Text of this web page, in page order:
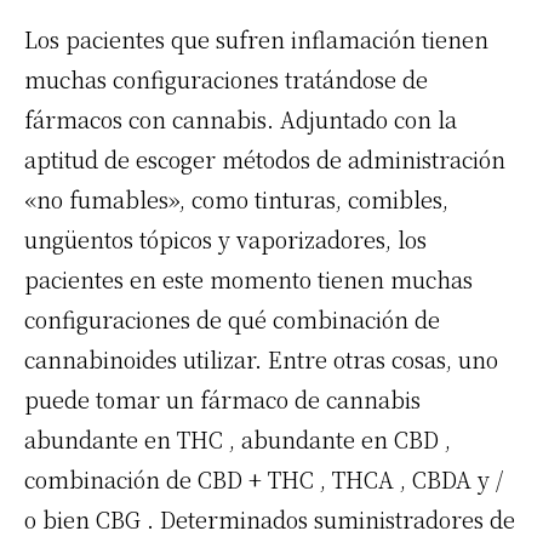
Los pacientes que sufren inflamación tienen
muchas configuraciones tratándose de
fármacos con cannabis. Adjuntado con la
aptitud de escoger métodos de administración
«no fumables», como tinturas, comibles,
ungüentos tópicos y vaporizadores, los
pacientes en este momento tienen muchas
configuraciones de qué combinación de
cannabinoides utilizar. Entre otras cosas, uno
puede tomar un fármaco de cannabis
abundante enTHC , abundante enCBD ,
combinación de CBD +THC , THCA , CBDAy /
o bienCBG . Determinados suministradores de